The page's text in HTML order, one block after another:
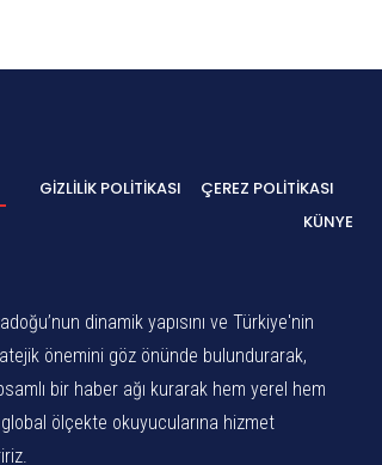
GIZLILIK POLITIKASI
ÇEREZ POLITIKASI
KÜNYE
dinamik yapısını ve Türkiye'nin
önemini göz önünde bulundurarak,
bir haber ağı kurarak hem yerel hem
ölçekte okuyucularına hizmet